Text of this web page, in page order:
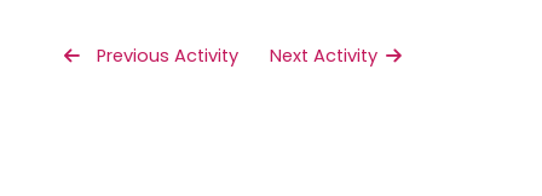
Previous Activity Next Activity